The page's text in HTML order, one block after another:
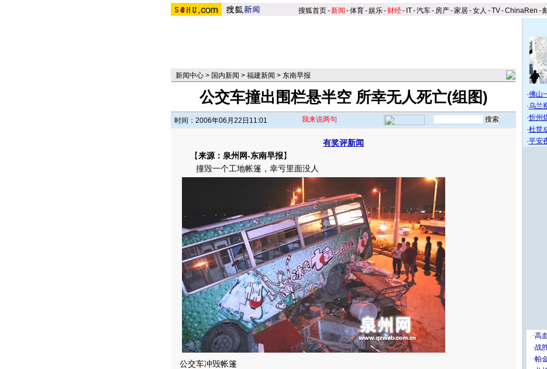
搜狐首页-新闻 -体育-娱乐- 财经- IT-汽车- 房产-家居-女人 -TV-ChinaRen -
新闻中心 > 国内新闻 > 福建新闻 > 东南早报
公交车撞出围栏悬半空 所幸无人死亡(组图)
时间：2006年06月22日11:01 我来说两句
有奖评新闻
【来源：泉州网-东南早报】
撞毁一个工地帐篷，幸亏里面没人
公交车冲毁帐篷
·佛山
·乌兰
·忻州
·杜世
·平安